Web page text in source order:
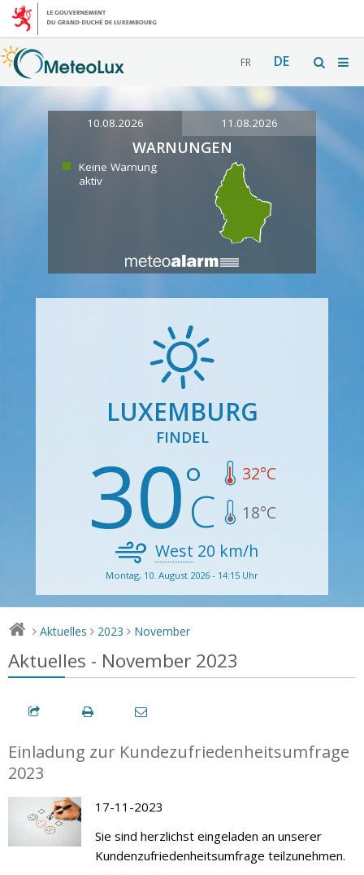
FR DE
10.08.2026 11.08.2026
WARNUNGEN
Keine Warnung
aktiv
LUXEMBURG
FINDEL
30 32°C
18°C
West 20 km/h
Montag, 10. August 2026 - 14:15 Uhr
> Aktuelles > 2023 > November
Aktuelles - November 2023
Einladung zur Kundezufriedenheitsumfrage
2023
17-11-2023
Sie sind herzlichst eingeladen an unserer
Kundenzufriedenheitsumfrage teilzunehmen.